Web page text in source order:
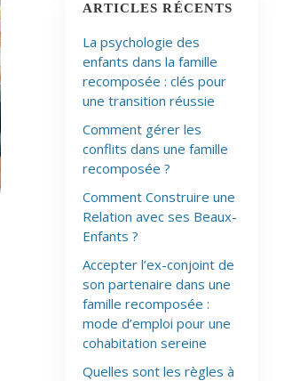
ARTICLES RÉCENTS
La psychologie des
enfants dans la famille
recomposée : clés pour
une transition réussie
Comment gérer les
conflits dans une famille
recomposée ?
Comment Construire une
Relation avec ses Beaux-
Enfants ?
Accepter l’ex-conjoint de
son partenaire dans une
famille recomposée :
mode d’emploi pour une
cohabitation sereine
Quelles sont les règles à